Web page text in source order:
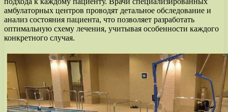
амбулаторных центров проводят детальное обследование и
анализ состояния пациента, что позволяет разработать
оптимальную схему лечения, учитывая особенности каждого
конкретного случая.